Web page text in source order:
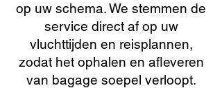
op uw schema. We stemmen de
service direct af op uw
vluchttijden en reisplannen,
zodat het ophalen en afleveren
van bagage soepel verloopt.